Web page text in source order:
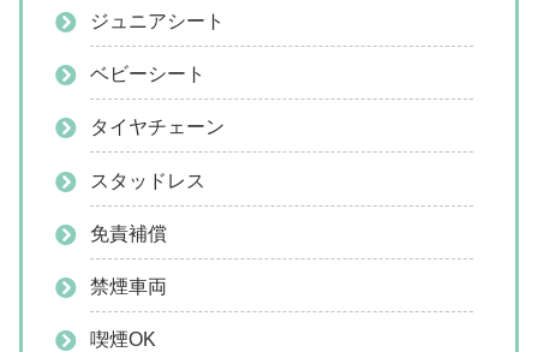
ジュニアシート
ベビーシート
タイヤチェーン
スタッドレス
免責補償
禁煙車両
喫煙OK